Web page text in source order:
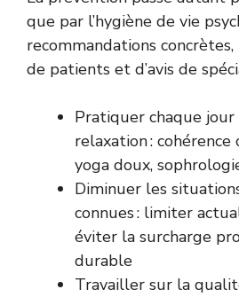
que par l’hygiène de vie
recommandations
de patients et d’avis de
Pratiquer chaque
relaxation : cohérence
yoga doux,
Diminuer les
connues : limiter
éviter la surcharge
durable
Travailler sur la